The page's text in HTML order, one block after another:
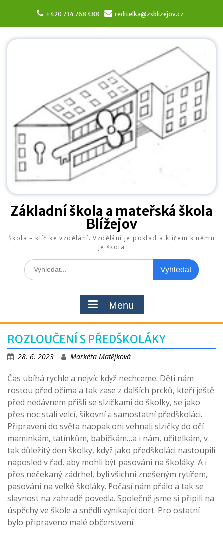
content
+420 734 768 488 reditelka@zsblizejov.cz
Základní škola a mateřská škola
Blížejov
Škola – klíč ke vzdělání. Vzdělání je poklad a klíčem k němu
je škola
Search
for:
Menu
ROZLOUČENÍ S PŘEDŠKOLÁKY
28. 6. 2023 Markéta Matějková
Čas ubíhá rychle a nejvíc když nechceme. Děti nám
rostou před očima a tak zase z dalších prcků, kteří ještě
před nedávnem přišli se slzičkami do školky, se jako
přes noc stali velcí, šikovní a samostatní předškoláci.
Připraveni do světa naopak oni vehnali slzičky do očí
maminkám, tatínkům, babičkám…a i nám, učitelkám, v
tak důležitý den školky, když jako předškoláci nastoupili
naposled v řad, aby mohli být pasováni na školáky. A i
přes nečekaný zádrhel, byli všichni znešeným rytířem,
pasováni na velké školáky. Počasí nám přálo a tak se
slavnost na zahradě povedla. Společně jsme si připili na
úspěchy ve škole a snědli vynikající dort. Pro ostatní
bylo připraveno malé občerstvení.